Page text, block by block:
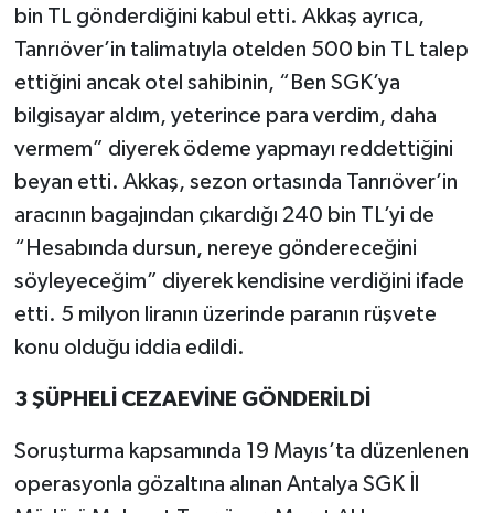
bin TL gönderdiğini kabul etti. Akkaş ayrıca,
Tanrıöver’in talimatıyla otelden 500 bin TL talep
ettiğini ancak otel sahibinin, “Ben SGK’ya
bilgisayar aldım, yeterince para verdim, daha
vermem” diyerek ödeme yapmayı reddettiğini
beyan etti. Akkaş, sezon ortasında Tanrıöver’in
aracının bagajından çıkardığı 240 bin TL’yi de
“Hesabında dursun, nereye göndereceğini
söyleyeceğim” diyerek kendisine verdiğini ifade
etti. 5 milyon liranın üzerinde paranın rüşvete
konu olduğu iddia edildi.
3 ŞÜPHELİ CEZAEVİNE GÖNDERİLDİ
Soruşturma kapsamında 19 Mayıs’ta düzenlenen
operasyonla gözaltına alınan Antalya SGK İl